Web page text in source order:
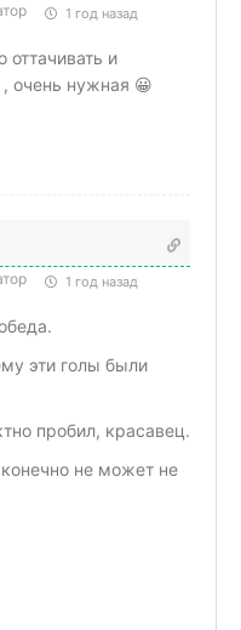
1 год назад
оттачивать и
, очень нужная 😀
1 год назад
эти голы были
пробил, красавец.
не может не